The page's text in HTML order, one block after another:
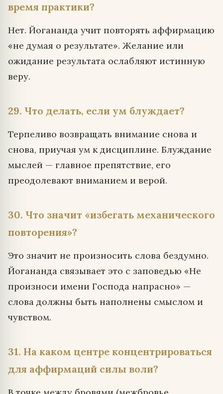
время практики?
Нет. Йогананда учит повторять аффирмацию
«не думая о результате». Желание или
ожидание результата ослабляют истинную
веру.
29. Что делать, если ум блуждает?
Терпеливо возвращать внимание снова и
снова, приучая ум к дисциплине. Блуждание
мыслей — главное препятствие, его
преодолевают вниманием и верой.
30. Что значит «избегать механического
повторения»?
Это значит не произносить слова бездумно.
Йогананда связывает это с заповедью «Не
произноси имени Господа напрасно» —
слова должны быть наполнены смыслом и
чувством.
31. На каком центре концентрироваться
для аффирмаций силы воли?